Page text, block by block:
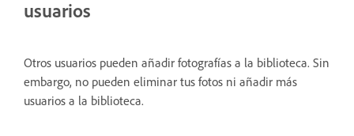
usuarios
Otros usuarios pueden añadir fotografías a la biblioteca. Sin
embargo, no pueden eliminar tus fotos ni añadir más
usuarios a la biblioteca.